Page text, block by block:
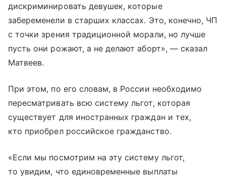
дискриминировать девушек, которые
забеременели в старших классах. Это, конечно, ЧП
с точки зрения традиционной морали, но лучше
пусть они рожают, а не делают аборт», — сказал
Матвеев.
При этом, по его словам, в России необходимо
пересматривать всю систему льгот, которая
существует для иностранных граждан и тех,
кто приобрел российское гражданство.
«Если мы посмотрим на эту систему льгот,
то увидим, что единовременные выплаты